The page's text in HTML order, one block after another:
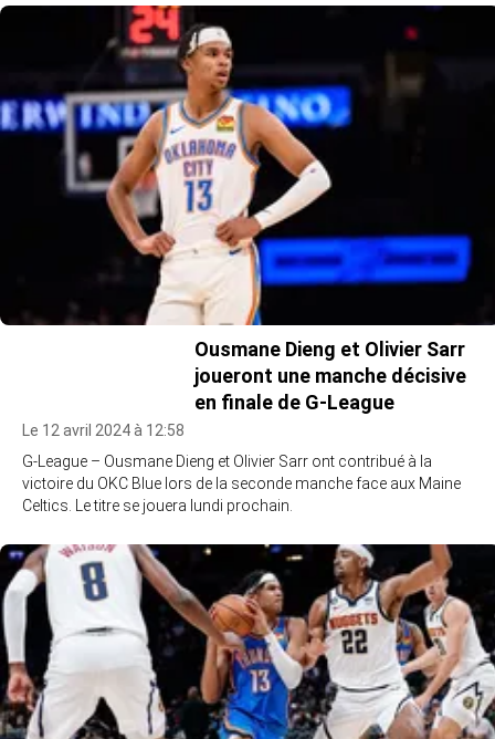
Ousmane Dieng et Olivier Sarr
joueront une manche décisive
en finale de G-League
Le 12 avril 2024 à 12:58
G-League – Ousmane Dieng et Olivier Sarr ont contribué à la
victoire du OKC Blue lors de la seconde manche face aux Maine
Celtics. Le titre se jouera lundi prochain.